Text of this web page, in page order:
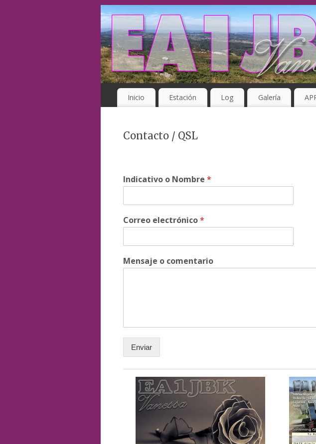
Inicio Estación Log Galería
Contacto / QSL
Indicativo o Nombre *
Correo electrónico*
Mensaje o comentario
Enviar